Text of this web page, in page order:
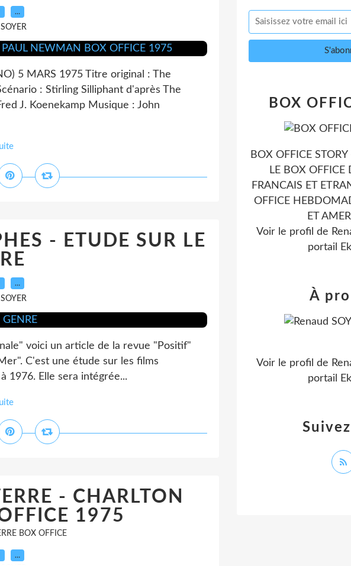
…
5 MARS 1975 Titre original : The
: Stirling Silliphant d'après The
J. Koenekamp Musique : John
- ETUDE SUR LE
…
voici un article de la revue "Positif"
C'est une étude sur les films
1976. Elle sera intégrée...
- CHARLTON
1975
BOX OFFICE
…
BOX
BOX OFFICE STORY
LE BOX OFFICE
FRANCAIS ET
OFFICE
ET
Voir le profil de
portail
À
Voir le profil de
portail